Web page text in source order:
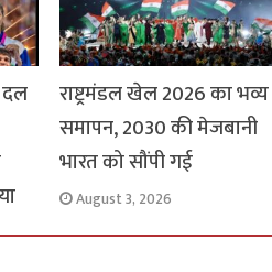
दल
राष्ट्रमंडल खेल 2026 का भव्य
समापन, 2030 की मेजबानी
भारत को सौंपी गई
August 3, 2026